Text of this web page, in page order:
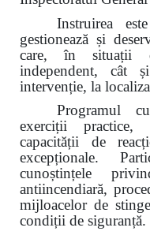
Instruirea
gestionează și
care, în situații
independent, cât
intervenție, la
Programul
exerciții practice,
capacității de
excepționale.
cunoștințele
antiincendiară,
mijloacelor de
condiții de siguranță.